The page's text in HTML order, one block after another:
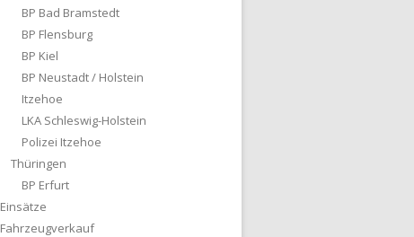
BP Bad Bramstedt
BP Flensburg
BP Kiel
BP Neustadt / Holstein
Itzehoe
LKA Schleswig-Holstein
Polizei Itzehoe
Thüringen
BP Erfurt
Einsätze
Fahrzeugverkauf